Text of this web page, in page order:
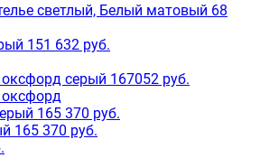
светлый, Белый матовый 68
151 632 руб.
серый 167052 руб.
165 370 руб.
165 370 руб.